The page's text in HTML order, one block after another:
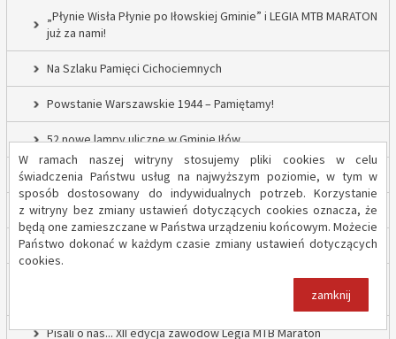
W ramach naszej witryny stosujemy pliki cookies w celu
świadczenia Państwu usług na najwyższym poziomie, w tym w
sposób dostosowany do indywidualnych potrzeb. Korzystanie
z witryny bez zmiany ustawień dotyczących cookies oznacza, że
będą one zamieszczane w Państwa urządzeniu końcowym. Możecie
Państwo dokonać w każdym czasie zmiany ustawień dotyczących
cookies.
zamknij
„Płynie Wisła Płynie po Iłowskiej Gminie” i LEGIA MTB MARATON
już za nami!
Na Szlaku Pamięci Cichociemnych
Powstanie Warszawskie 1944 – Pamiętamy!
52 nowe lampy uliczne w Gminie Iłów
Inwestycja drogowa w Sadowie – prace rozpoczęte
Trwają inwestycje w Gminie Iłów
„Modernizacja Oczyszczalni Ścieków w Iłowie – etap II”
Strażacy z OSP Iłów walczą o pieniądze od Harnasia. Zachęcamy
Pisali o nas... XII edycja zawodów Legia MTB Maraton